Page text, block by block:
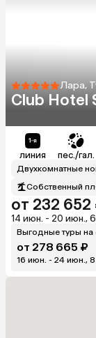
Лара,
Club Hotel
линия пес./гал.
Двухкомнатные
Собственный
от 232 652
14 июн. - 20 июн.,
Выгодные туры на
от 278 665 ₽
16 июн. - 24 июн., 8